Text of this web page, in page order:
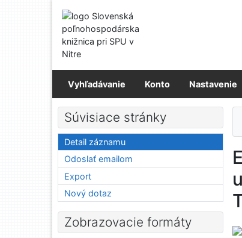
Prejsť na menu
Prehlásenie o webovej prístupnosti
Vyhľadávanie Konto Nastavenie
Súvisiace stránky
Detail záznamu
Odoslať emailom
Export
Nový dotaz
Zobrazovacie formáty